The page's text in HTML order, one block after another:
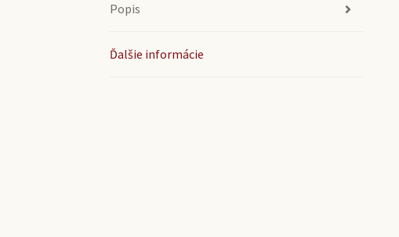
Popis
Ďalšie informácie